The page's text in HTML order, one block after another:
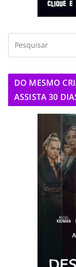
DO MESMO
ASSISTA 30